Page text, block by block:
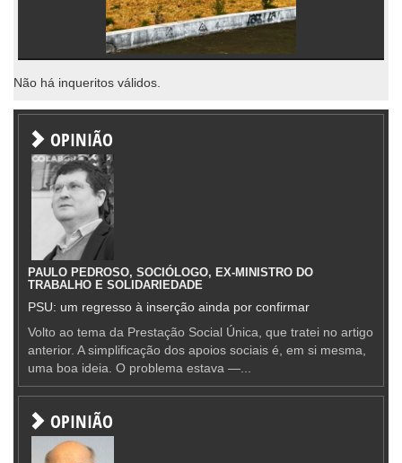
Não há inqueritos válidos.
OPINIÃO
PAULO PEDROSO, SOCIÓLOGO, EX-MINISTRO DO
TRABALHO E SOLIDARIEDADE
PSU: um regresso à inserção ainda por confirmar
Volto ao tema da Prestação Social Única, que tratei no artigo
anterior. A simplificação dos apoios sociais é, em si mesma,
uma boa ideia. O problema estava —...
OPINIÃO